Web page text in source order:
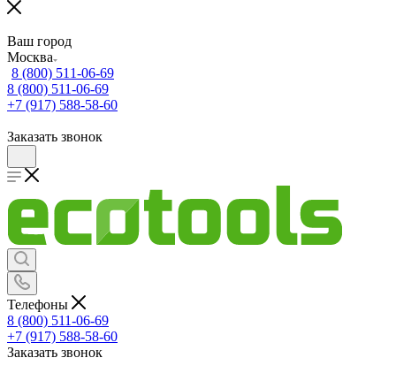
Ваш город
Москва
8 (800) 511-06-69
8 (800) 511-06-69
+7 (917) 588-58-60
Заказать звонок
Телефоны
8 (800) 511-06-69
+7 (917) 588-58-60
Заказать звонок